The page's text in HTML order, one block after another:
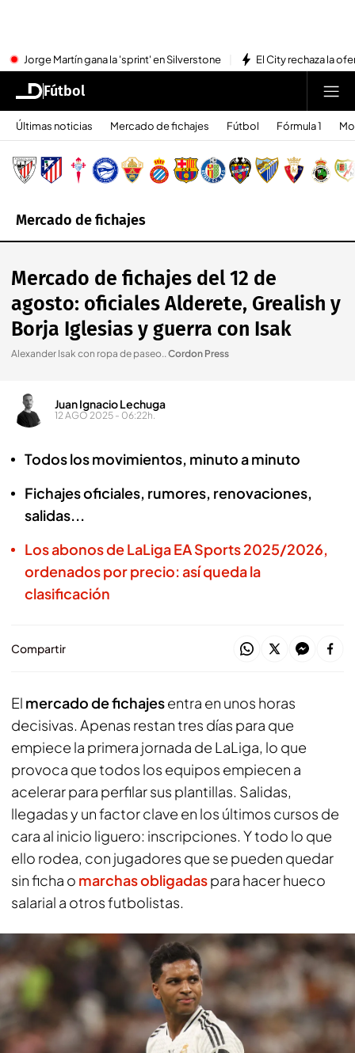
Jorge Martín gana la 'sprint' en Silverstone El City rechaza la
Fútbol
Últimas noticias Mercado de fichajes Fútbol Fórmula 1
Mercado de fichajes
Mercado de fichajes del 12 de
agosto: oficiales Alderete, Grealish y
Borja Iglesias y guerra con Isak
Alexander Isak con ropa de paseo..Cordon Press
Juan Ignacio Lechuga
12 AGO 2025 - 06:22h.
Todos los movimientos, minuto a minuto
Fichajes oficiales, rumores, renovaciones,
salidas...
Los abonos de LaLiga EA Sports 2025/2026,
ordenados por precio: así queda la
clasificación
Compartir
El mercado de fichajesentra en unos horas
decisivas. Apenas restan tres días para que
empiece la primera jornada de LaLiga, lo que
provoca que todos los equipos empiecen a
acelerar para perfilar sus plantillas. Salidas,
llegadas y un factor clave en los últimos cursos de
cara al inicio liguero: inscripciones. Y todo lo que
ello rodea, con jugadores que se pueden quedar
sin ficha o marchas obligadaspara hacer hueco
salarial a otros futbolistas.